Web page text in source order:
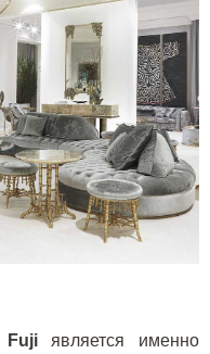
Fuji является именно